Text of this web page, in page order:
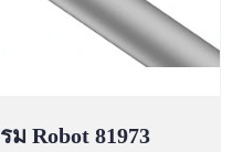
Robot 81973